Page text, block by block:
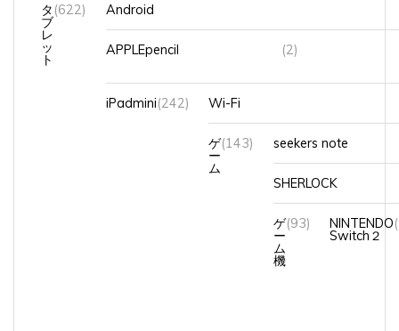
タ
ブ
レ
ッ
ト
(622) Android
APPLEpencil (2)
iPadmini(242) Wi-Fi
ゲ
ー
ム
(143) seekers note
SHERLOCK
ゲ
ー
ム
機
(93) NINTENDO
Switch２